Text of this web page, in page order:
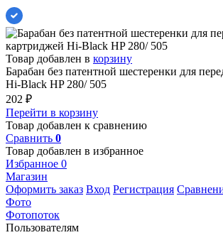
Товар добавлен в корзину
Барабан без патентной шестеренки для
Hi-Black HP 280/ 505
202 ₽
Перейти в корзину
Товар добавлен к сравнению
Сравнить 0
Товар добавлен в избранное
Избранное 0
Магазин
Оформить заказ Вход Регистрация
Фото
Фотопоток
Пользователям